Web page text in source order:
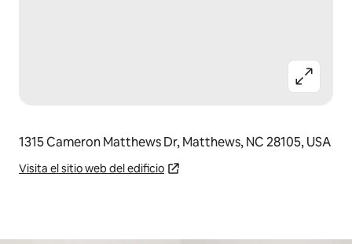
1315 Cameron Matthews Dr, Matthews, NC 28105, USA
Visita el sitio web del edificio